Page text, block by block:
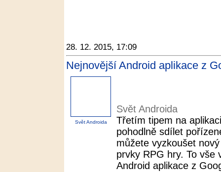
28. 12. 2015, 17:09
Nejnovější Android aplikace z
Svět Androida
Svět Androida
Třetím tipem na
pohodlně sdílet
můžete vyzkoušet
prvky RPG hry. To vše
Android aplikace z